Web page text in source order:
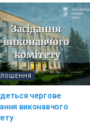
чергове
виконавчого